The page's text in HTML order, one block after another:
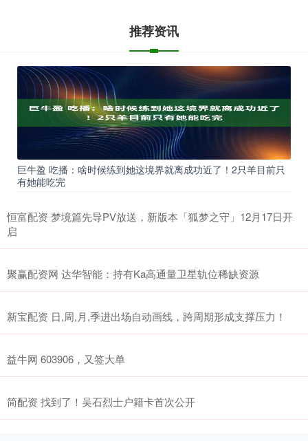
推荐资讯
巨牛盈 吃播：啥时候练到她这境界就离成功近了！2只羊目前只
有她能吃完
恒富配资 梦境篇先导PV放送，新版本「狐梦之守」12月17日开
启
聚赢配资网 达华智能：持有Ka高通量卫星轨位稀缺资源
新宝配资 日,周,月,季进出场自动画线，跨周期形成支撑压力！
益牛网 603906，又签大单
简配资 找到了！吴石烈士户籍卡首次公开